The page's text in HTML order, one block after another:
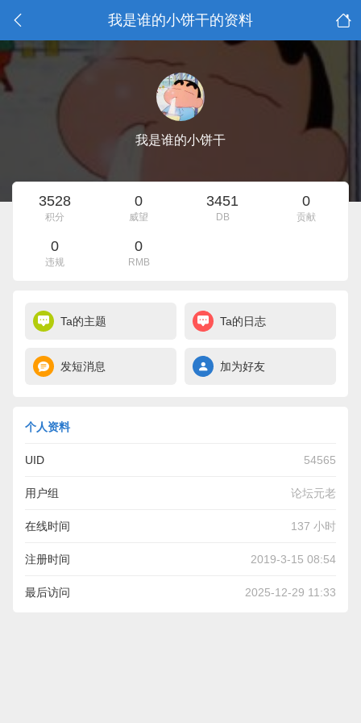
我是谁的小饼干的资料
我是谁的小饼干
3528
积分
0
威望
3451
DB
0
贡献
0
违规
0
RMB
Ta的主题 Ta的日志
发短消息 加为好友
个人资料
UID 54565
用户组 论坛元老
在线时间 137 小时
注册时间 2019-3-15 08:54
最后访问 2025-12-29 11:33